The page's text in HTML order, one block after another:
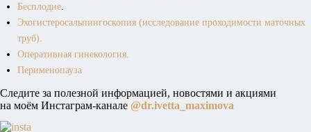
Бесплодие
Эхогистеросальпингоскопия (исследование проходимости маточных
труб).
Оперативная гинекология.
Перименопауза
Следите за полезной информацией, новостями и акциями
на моём Инстаграм-канале @dr.ivetta_maximova